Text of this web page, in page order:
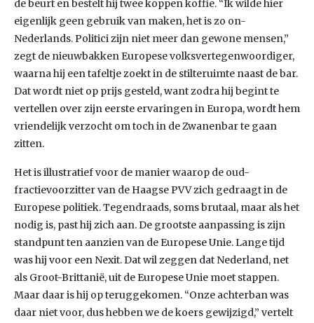
de beurt en bestelt hij twee koppen koffie. “Ik wilde hier
eigenlijk geen gebruik van maken, het is zo on-
Nederlands. Politici zijn niet meer dan gewone mensen,”
zegt de nieuwbakken Europese volksvertegenwoordiger,
waarna hij een tafeltje zoekt in de stilteruimte naast de bar.
Dat wordt niet op prijs gesteld, want zodra hij begint te
vertellen over zijn eerste ervaringen in Europa, wordt hem
vriendelijk verzocht om toch in de Zwanenbar te gaan
zitten.
Het is illustratief voor de manier waarop de oud-
fractievoorzitter van de Haagse PVV zich gedraagt in de
Europese politiek. Tegendraads, soms brutaal, maar als het
nodig is, past hij zich aan. De grootste aanpassing is zijn
standpunt ten aanzien van de Europese Unie. Lange tijd
was hij voor een Nexit. Dat wil zeggen dat Nederland, net
als Groot-Brittanië, uit de Europese Unie moet stappen.
Maar daar is hij op teruggekomen. “Onze achterban was
daar niet voor, dus hebben we de koers gewijzigd,” vertelt